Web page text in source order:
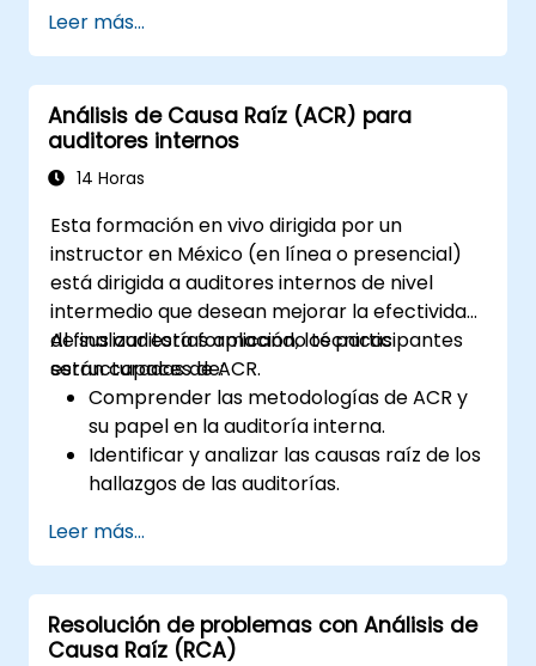
incidentes, identificar debilidades sistémicas y
diseñar acciones correctivas y preventivas
efectivas.
Leer más...
Análisis de Causa Raíz (ACR) para
auditores internos
14 Horas
Esta formación en vivo dirigida por un
instructor en México (en línea o presencial)
está dirigida a auditores internos de nivel
intermedio que desean mejorar la efectividad
de sus auditorías aplicando técnicas
estructuradas de ACR.
Al finalizar esta formación, los participantes
serán capaces de:
Comprender las metodologías de ACR y
su papel en la auditoría interna.
Identificar y analizar las causas raíz de los
hallazgos de las auditorías.
Porqués, el Diagrama de Espina de
Pescado y el Análisis de Modos de Fallo y
Efectos (AMFE/FMEA).
Elaborar planes de acciones correctivas
y preventivas basados en los hallazgos
Leer más...
Resolución de problemas con Análisis de
Causa Raíz (RCA)